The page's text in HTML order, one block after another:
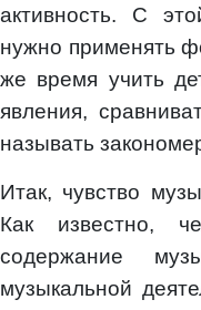
активность. С
нужно применять
же время учить
явления,
называть
Итак, чувство
Как известно,
содержание
музыкальной